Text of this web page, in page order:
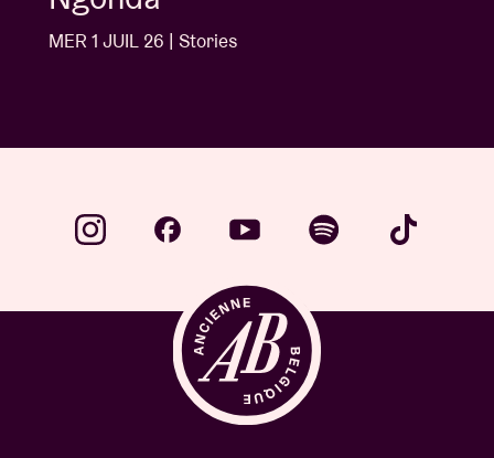
MER 1 JUIL 26 | Stories